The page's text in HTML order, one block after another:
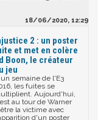
18/06/2020, 12:29
2 : un poster
et met en colère
Boon, le créateur
jeu
semaine de l'E3
les fuites se
Aujourd'hui,
au tour de Warner
la victime avec
d'un poster